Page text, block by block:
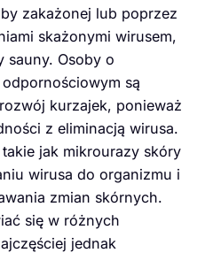
zakażonej lub poprzez
skażonymi wirusem,
sauny. Osoby o
odpornościowym są
kurzajek, ponieważ
z eliminacją wirusa.
jak mikrourazy skóry
wirusa do organizmu i
zmian skórnych.
się w różnych
jednak